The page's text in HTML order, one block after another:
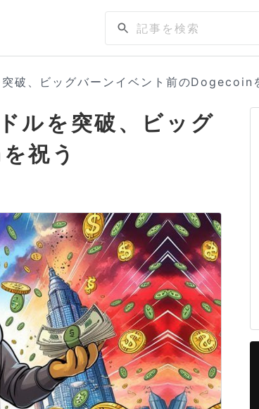
破、ビッグバーンイベント前のDogecoin
ルを突破、ビッグ
祝う